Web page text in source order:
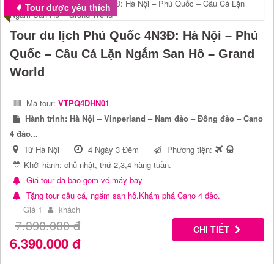
Tour được yêu thích
Tour du lịch Phú Quốc 4N3Đ: Hà Nội – Phú
Quốc – Câu Cá Lặn Ngắm San Hô – Grand
World
Mã tour: VTPQ4DHN01
Hành trình: Hà Nội – Vinperland – Nam đảo – Đông đảo – Cano
4 đảo...
Từ Hà Nội
4 Ngày 3 Đêm
Phương tiện:
Khởi hành: chủ nhật, thứ 2,3,4 hàng tuần.
Giá tour đã bao gồm vé máy bay
Tặng tour câu cá, ngắm san hô.Khám phá Cano 4 đảo.
Giá 1
khách
7.390.000đ
6.390.000đ
CHI TIẾT